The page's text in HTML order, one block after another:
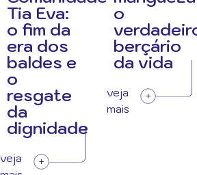
Tia Eva:
o fim da
era dos
baldes e
o
resgate
da
dignidade
veja
o
berçário
da vida
veja
mais